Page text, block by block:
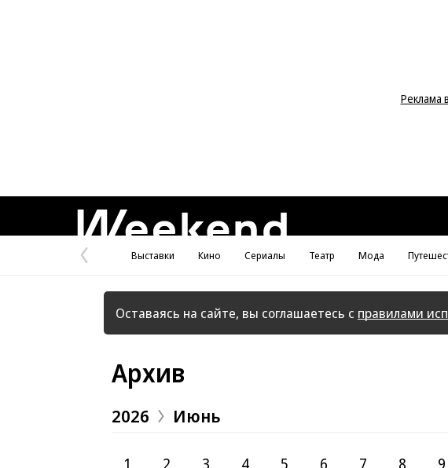
Реклама
Предыдущая
страница
Выставки Кино Сериалы Театр Мода
Оставаясь на сайте, вы соглашаетесь с правилами
Архив
2026 Июнь